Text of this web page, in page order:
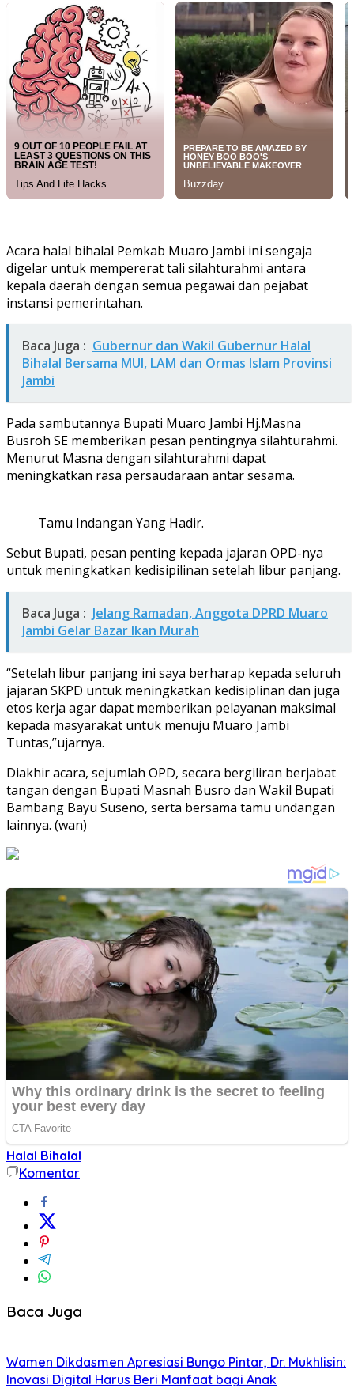
Acara halal bihalal Pemkab Muaro Jambi ini sengaja
digelar untuk mempererat tali silahturahmi antara
kepala daerah dengan semua pegawai dan pejabat
instansi pemerintahan.
Baca Juga : Gubernur dan Wakil Gubernur Halal
Bihalal Bersama MUI, LAM dan Ormas Islam Provinsi
Jambi
Pada sambutannya Bupati Muaro Jambi Hj.Masna
Busroh SE memberikan pesan pentingnya silahturahmi.
Menurut Masna dengan silahturahmi dapat
meningkatkan rasa persaudaraan antar sesama.
Tamu Indangan Yang Hadir.
Sebut Bupati, pesan penting kepada jajaran OPD-nya
untuk meningkatkan kedisipilinan setelah libur panjang.
Baca Juga : Jelang Ramadan, Anggota DPRD Muaro
Jambi Gelar Bazar Ikan Murah
“Setelah libur panjang ini saya berharap kepada seluruh
jajaran SKPD untuk meningkatkan kedisiplinan dan juga
etos kerja agar dapat memberikan pelayanan maksimal
kepada masyarakat untuk menuju Muaro Jambi
Tuntas,”ujarnya.
Diakhir acara, sejumlah OPD, secara bergiliran berjabat
tangan dengan Bupati Masnah Busro dan Wakil Bupati
Bambang Bayu Suseno, serta bersama tamu undangan
lainnya. (wan)
Halal Bihalal
Komentar
Baca Juga
Wamen Dikdasmen Apresiasi Bungo Pintar, Dr. Mukhlisin:
Inovasi Digital Harus Beri Manfaat bagi Anak